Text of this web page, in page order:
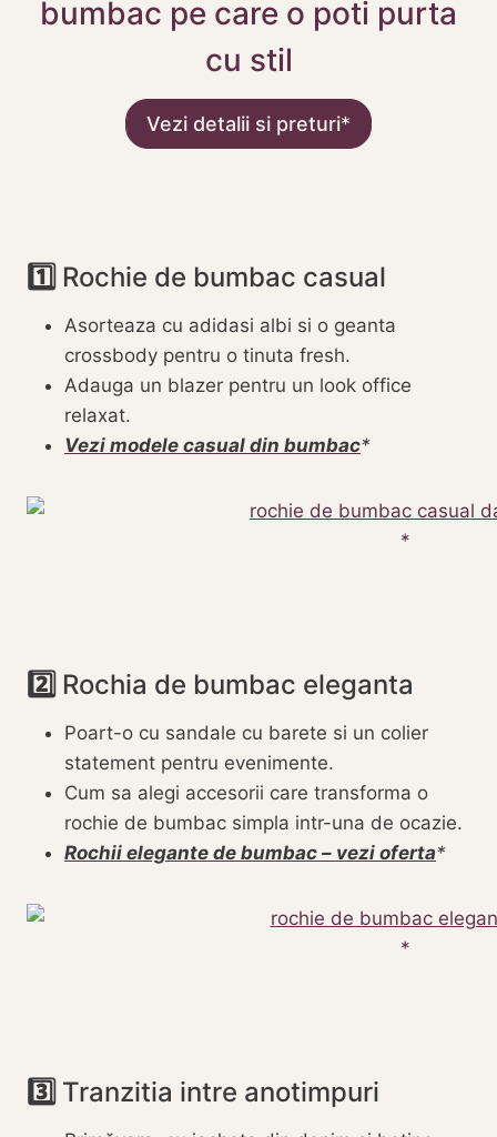
bumbac pe care o poti purta
cu stil
Vezi detalii si preturi
1️⃣ Rochie de bumbac casual
Asorteaza cu adidasi albi si o geanta
crossbody pentru o tinuta fresh.
Adauga un blazer pentru un look office
relaxat.
Vezi modele casual din bumbac
2️⃣ Rochia de bumbac eleganta
Poart-o cu sandale cu barete si un colier
statement pentru evenimente.
Cum sa alegi accesorii care transforma o
rochie de bumbac simpla intr-una de ocazie.
Rochii elegante de bumbac – vezi oferta
3️⃣ Tranzitia intre anotimpuri